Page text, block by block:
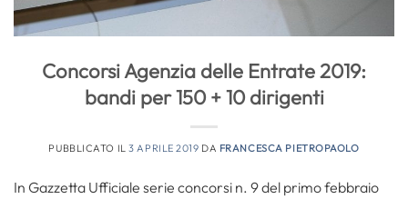
Concorsi Agenzia delle Entrate 2019:
bandi per 150 + 10 dirigenti
PUBBLICATO IL3 APRILE 2019 DA FRANCESCA PIETROPAOLO
In Gazzetta Ufficiale serie concorsi n. 9 del primo febbraio